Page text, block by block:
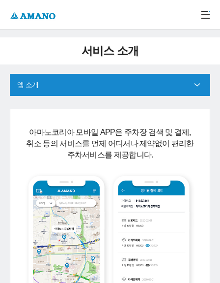
서비스 소개
앱 소개
아마노코리아 모바일 APP은 주차장 검색 및 결제,
취소 등의 서비스를 언제 어디서나 제약없이 편리한
주차서비스를 제공합니다.